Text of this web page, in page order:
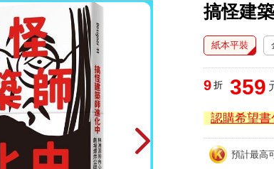
搞怪建
紙本平裝
9 折 359
認購希望書
預計最高